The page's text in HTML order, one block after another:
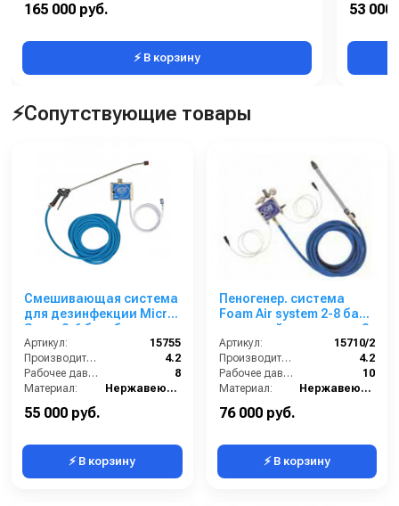
Габаритные размеры, мм:
165 000 руб.
⚡ В корзину
53 000
⚡Сопутствующие товары
Смешивающая система
для дезинфекции Micro
Spray 2-6 бар, без
подачи воздуха, на 1 ср-
во с аксесс.
Артикул:
15755
Производительность (л/мин):
4.2
Рабочее давление (бар):
8
Материал:
Нержавеющая сталь
55 000 руб.
⚡ В корзину
Пеногенер. система
Foam Air system 2-8 бар,
с подачей воздуха, на 2
ср-ва с аксесс.
Артикул:
15710/2
Производительность (л/мин):
4.2
Рабочее давление (бар):
10
Материал:
Нержавеющая сталь
76 000 руб.
⚡ В корзину